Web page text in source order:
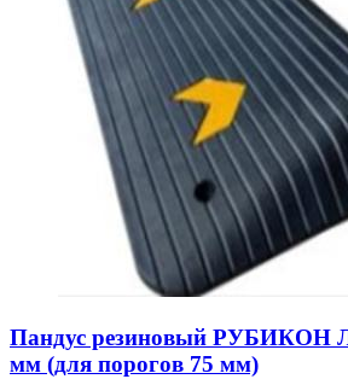
Пандус резиновый РУБИКОН
мм (для порогов 75 мм)